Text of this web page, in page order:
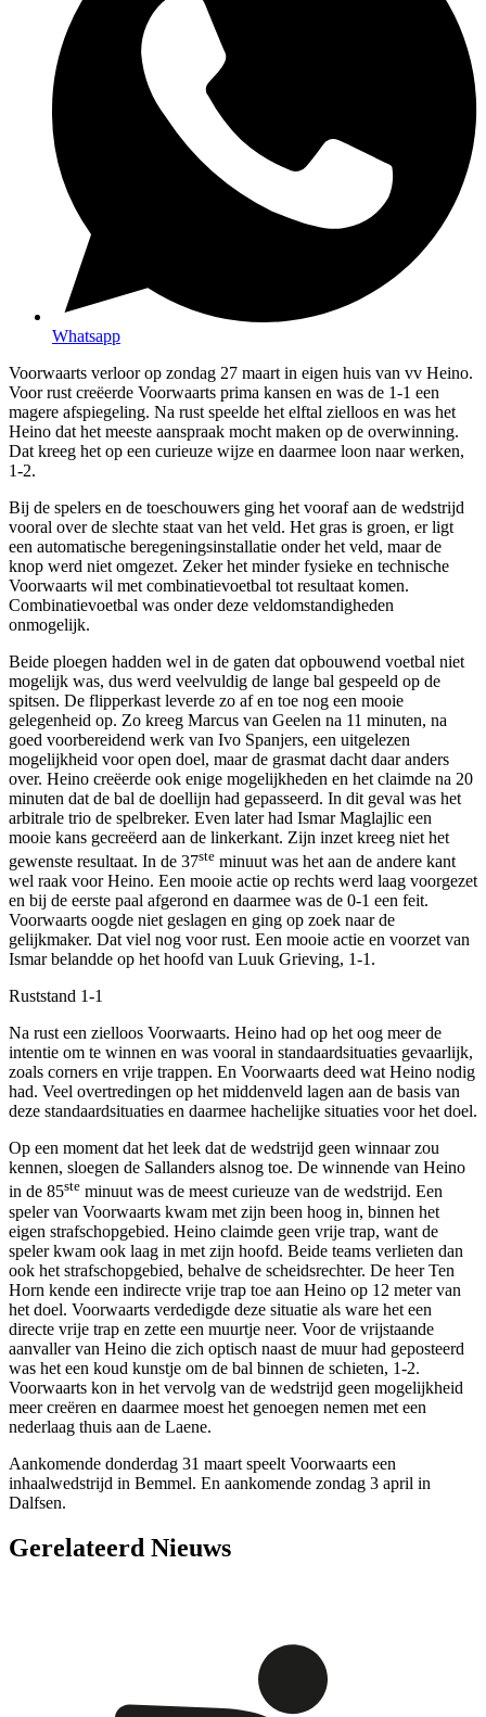
Whatsapp
Voorwaarts verloor op zondag 27 maart in eigen huis van vv Heino.
Voor rust creëerde Voorwaarts prima kansen en was de 1-1 een
magere afspiegeling. Na rust speelde het elftal zielloos en was het
Heino dat het meeste aanspraak mocht maken op de overwinning.
Dat kreeg het op een curieuze wijze en daarmee loon naar werken,
1-2.
Bij de spelers en de toeschouwers ging het vooraf aan de wedstrijd
vooral over de slechte staat van het veld. Het gras is groen, er ligt
een automatische beregeningsinstallatie onder het veld, maar de
knop werd niet omgezet. Zeker het minder fysieke en technische
Voorwaarts wil met combinatievoetbal tot resultaat komen.
Combinatievoetbal was onder deze veldomstandigheden
onmogelijk.
Beide ploegen hadden wel in de gaten dat opbouwend voetbal niet
mogelijk was, dus werd veelvuldig de lange bal gespeeld op de
spitsen. De flipperkast leverde zo af en toe nog een mooie
gelegenheid op. Zo kreeg Marcus van Geelen na 11 minuten, na
goed voorbereidend werk van Ivo Spanjers, een uitgelezen
mogelijkheid voor open doel, maar de grasmat dacht daar anders
over. Heino creëerde ook enige mogelijkheden en het claimde na 20
minuten dat de bal de doellijn had gepasseerd. In dit geval was het
arbitrale trio de spelbreker. Even later had Ismar Maglajlic een
mooie kans gecreëerd aan de linkerkant. Zijn inzet kreeg niet het
gewenste resultaat. In de 37ste minuut was het aan de andere kant
wel raak voor Heino. Een mooie actie op rechts werd laag voorgezet
en bij de eerste paal afgerond en daarmee was de 0-1 een feit.
Voorwaarts oogde niet geslagen en ging op zoek naar de
gelijkmaker. Dat viel nog voor rust. Een mooie actie en voorzet van
Ismar belandde op het hoofd van Luuk Grieving, 1-1.
Ruststand 1-1
Na rust een zielloos Voorwaarts. Heino had op het oog meer de
intentie om te winnen en was vooral in standaardsituaties gevaarlijk,
zoals corners en vrije trappen. En Voorwaarts deed wat Heino nodig
had. Veel overtredingen op het middenveld lagen aan de basis van
deze standaardsituaties en daarmee hachelijke situaties voor het doel.
Op een moment dat het leek dat de wedstrijd geen winnaar zou
kennen, sloegen de Sallanders alsnog toe. De winnende van Heino
in de 85ste minuut was de meest curieuze van de wedstrijd. Een
speler van Voorwaarts kwam met zijn been hoog in, binnen het
eigen strafschopgebied. Heino claimde geen vrije trap, want de
speler kwam ook laag in met zijn hoofd. Beide teams verlieten dan
ook het strafschopgebied, behalve de scheidsrechter. De heer Ten
Horn kende een indirecte vrije trap toe aan Heino op 12 meter van
het doel. Voorwaarts verdedigde deze situatie als ware het een
directe vrije trap en zette een muurtje neer. Voor de vrijstaande
aanvaller van Heino die zich optisch naast de muur had geposteerd
was het een koud kunstje om de bal binnen de schieten, 1-2.
Voorwaarts kon in het vervolg van de wedstrijd geen mogelijkheid
meer creëren en daarmee moest het genoegen nemen met een
nederlaag thuis aan de Laene.
Aankomende donderdag 31 maart speelt Voorwaarts een
inhaalwedstrijd in Bemmel. En aankomende zondag 3 april in
Dalfsen.
Gerelateerd Nieuws